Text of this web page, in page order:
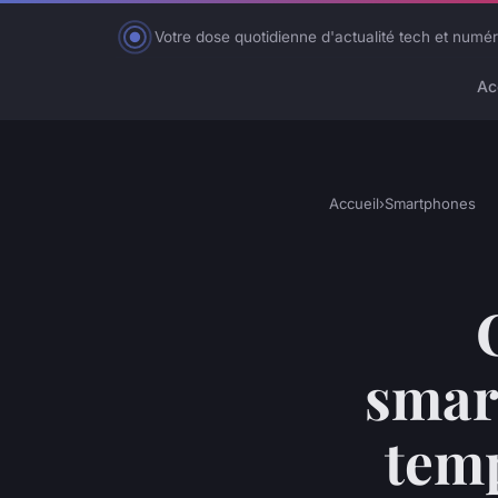
Votre dose quotidienne d'actualité tech et
Accueil›Smartphones